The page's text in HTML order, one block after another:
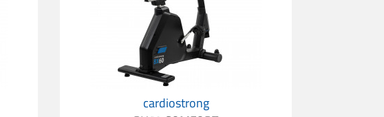
cardiostrong